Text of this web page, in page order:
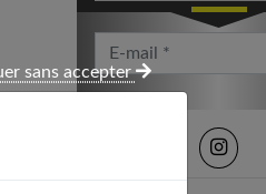
Votre Email *
sans accepter